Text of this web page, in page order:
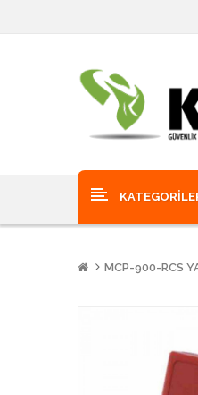
MCP-900-RCS